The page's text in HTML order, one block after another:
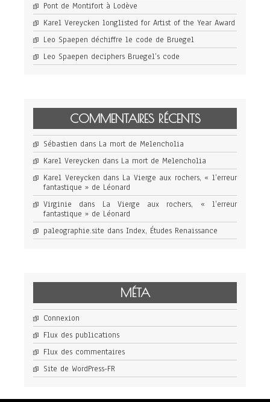
Pont de Montifort à Lodève
Karel Vereycken longlisted for Artist of the Year Award
Leo Spaepen déchiffre le code de Bruegel
Leo Spaepen deciphers Bruegel’s code
COMMENTAIRES RÉCENTS
Sébastien dans La mort de Melencholia
Karel Vereycken dans La mort de Melencholia
Karel Vereycken dans La Vierge aux rochers, « l’erreur
fantastique » de Léonard
Virginie dans La Vierge aux rochers, « l’erreur
fantastique » de Léonard
paleographie.site dans Index, Études Renaissance
MÉTA
Connexion
Flux des publications
Flux des commentaires
Site de WordPress-FR